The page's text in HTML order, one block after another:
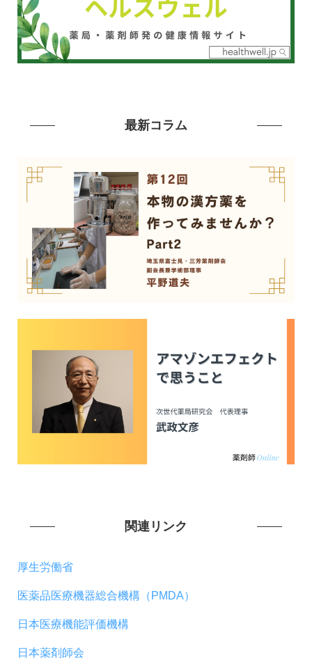
最新コラム
関連リンク
厚生労働省
医薬品医療機器総合機構（PMDA）
日本医療機能評価機構
日本薬剤師会